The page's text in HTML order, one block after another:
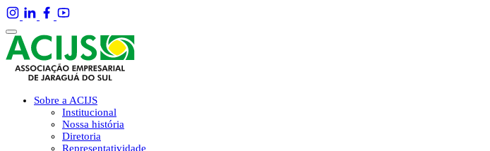
Sobre a ACIJS
Institucional
Nossa história
Diretoria
Representatividade